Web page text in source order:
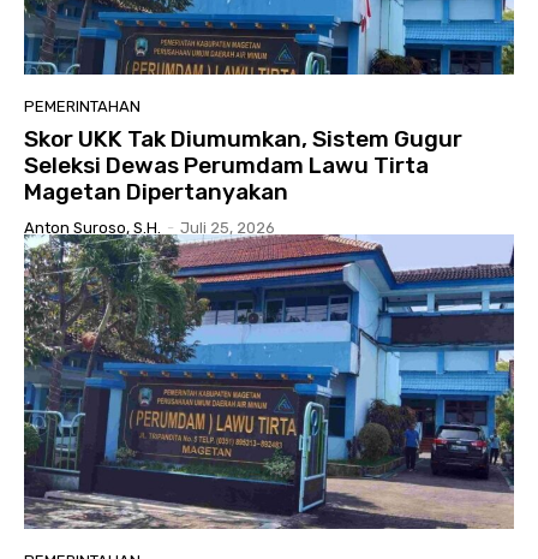
PEMERINTAHAN
Skor UKK Tak Diumumkan, Sistem Gugur
Seleksi Dewas Perumdam Lawu Tirta
Magetan Dipertanyakan
Anton Suroso, S.H. - Juli 25, 2026